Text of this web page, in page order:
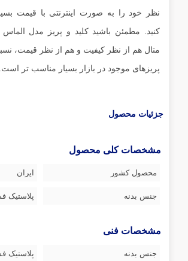
نظر خود را به صورت اینترنتی با قیمت
کنید. مطمئن باشید کلید و پریز مدل
متال هم از نظر کیفیت و هم از نظر قیمت،
پریزهای موجود در بازار بسیار مناسب تر است.
جزئیات محصول
مشخصات کلی محصول
محصول کشور ایران
جنس بدنه پلاستیک
مشخصات فنی
جنس بدنه پلاستیک